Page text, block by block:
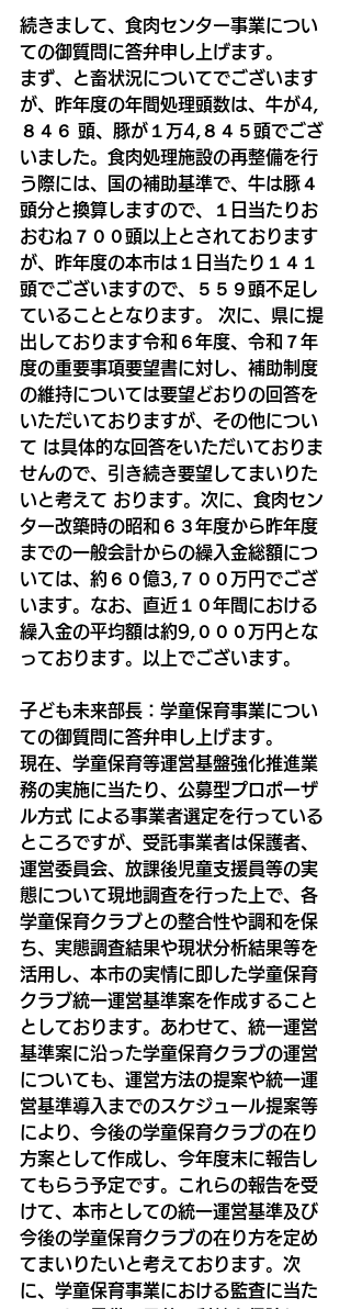
続きまして、食肉センター事業につい
ての御質問に答弁申し上げます。
まず、と畜状況についてでございます
が、昨年度の年間処理頭数は、牛が4,
８４６ 頭、豚が１万4,８４５頭でござ
いました。食肉処理施設の再整備を行
う際には、国の補助基準で、牛は豚４
頭分と換算しますので、１日当たりお
おむね７００頭以上とされております
が、昨年度の本市は１日当たり１４１
頭でございますので、５５９頭不足し
ていることとなります。 次に、県に提
出しております令和６年度、令和７年
度の重要事項要望書に対し、補助制度
の維持については要望どおりの回答を
いただいておりますが、その他につい
て は具体的な回答をいただいておりま
せんので、引き続き要望してまいりた
いと考えて おります。次に、食肉セン
ター改築時の昭和６３年度から昨年度
までの一般会計からの繰入金総額につ
いては、約６０億3,７００万円でござ
います。なお、直近１０年間における
繰入金の平均額は約9,０００万円とな
っております。以上でございます。
子ども未来部長：学童保育事業につい
ての御質問に答弁申し上げます。
現在、学童保育等運営基盤強化推進業
務の実施に当たり、公募型プロポーザ
ル方式 による事業者選定を行っている
ところですが、受託事業者は保護者、
運営委員会、放課後児童支援員等の実
態について現地調査を行った上で、各
学童保育クラブとの整合性や調和を保
ち、実態調査結果や現状分析結果等を
活用し、本市の実情に即した学童保育
クラブ統一運営基準案を作成すること
としております。あわせて、統一運営
基準案に沿った学童保育クラブの運営
についても、運営方法の提案や統一運
営基準導入までのスケジュール提案等
により、今後の学童保育クラブの在り
方案として作成し、今年度末に報告し
てもらう予定です。これらの報告を受
けて、本市としての統一運営基準及び
今後の学童保育クラブの在り方を定め
てまいりたいと考えております。次
に、学童保育事業における監査に当た